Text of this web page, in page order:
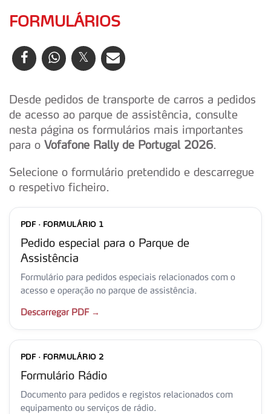
FORMULÁRIOS
Desde pedidos de transporte de carros a pedidos
de acesso ao parque de assistência, consulte
nesta página os formulários mais importantes
para o Vofafone Rally de Portugal 2026.
Selecione o formulário pretendido e descarregue
o respetivo ficheiro.
PDF · FORMULÁRIO 1
Pedido especial para o Parque de
Assistência
Formulário para pedidos especiais relacionados com o
acesso e operação no parque de assistência.
Descarregar PDF →
PDF · FORMULÁRIO 2
Formulário Rádio
Documento para pedidos e registos relacionados com
equipamento ou serviços de rádio.